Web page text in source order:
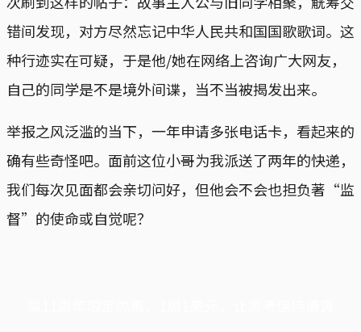
错间发现，对方尽然忘记中华人民共和国国歌歌词。这
种行迹实在可疑，于是他/她在网络上咨询广大网友，
自己的同学是不是境外间谍，当不当被揭发出来。
举报之风泛滥的当下，一年申请多张电话卡，看起来的
确有些奇怪吧。面前这位小哥为我派送了两年的快递，
我们每次见面都会亲切问好，但他会不会也担负著“监
督”的使命或自觉呢？